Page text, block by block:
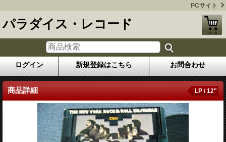
PCサイト
パラダイス・レコード
ログイン 新規登録はこちら お問合わせ
商品詳細 LP / 12"